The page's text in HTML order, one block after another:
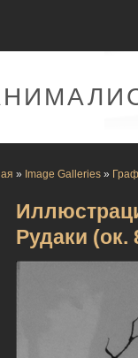
» Image Galleries »
Рудаки (ок.